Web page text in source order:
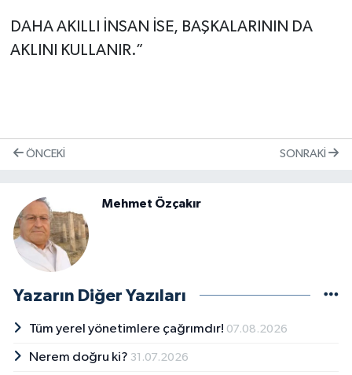
DAHA AKILLI İNSAN İSE, BAŞKALARININ DA
AKLINI KULLANIR.”
ÖNCEKI SONRAKI
Mehmet Özçakır
Yazarın Diğer Yazıları
Tüm yerel yönetimlere çağrımdır! 07.08.2026
Nerem doğru ki? 31.07.2026